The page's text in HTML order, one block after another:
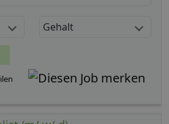
Gehalt